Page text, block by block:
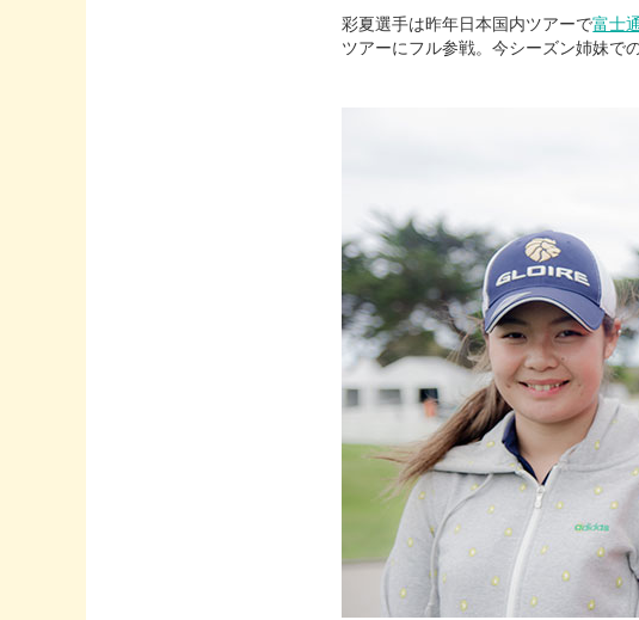
彩夏選手は昨年日本国内ツアーで富士
ツアーにフル参戦。今シーズン姉妹で